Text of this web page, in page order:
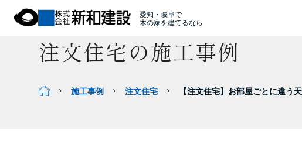
愛知・岐阜で
木の家を建てるなら
注文住宅の施工事例
施工事例 注文住宅 【注文住宅】お部屋ごとに違う